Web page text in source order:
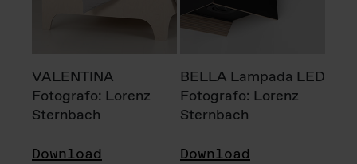
VALENTINA
Fotografo: Lorenz
Sternbach
Download
BELLA Lampada LED
Fotografo: Lorenz
Sternbach
Download